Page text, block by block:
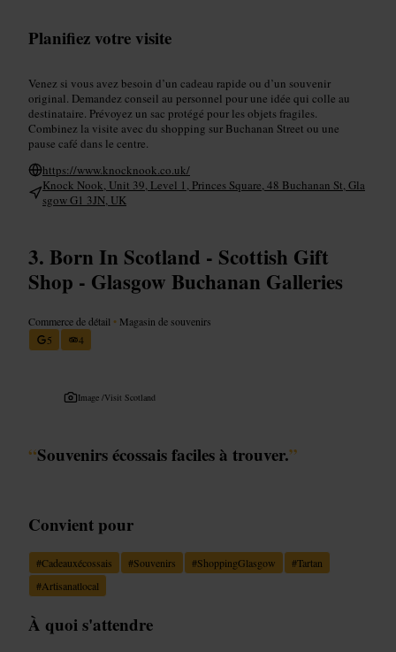
Planifiez votre visite
Venez si vous avez besoin d’un cadeau rapide ou d’un souvenir
original. Demandez conseil au personnel pour une idée qui colle au
destinataire. Prévoyez un sac protégé pour les objets fragiles.
Combinez la visite avec du shopping sur Buchanan Street ou une
pause café dans le centre.
https://www.knocknook.co.uk/
Knock Nook, Unit 39, Level 1, Princes Square, 48 Buchanan St, Gla
sgow G1 3JN, UK
Born In Scotland - Scottish Gift
Shop - Glasgow Buchanan Galleries
Commerce de détail • Magasin de souvenirs
5
4
Image /Visit Scotland
“Souvenirs écossais faciles à trouver.”
Convient pour
#Cadeauxécossais #Souvenirs #ShoppingGlasgow #Tartan
#Artisanatlocal
À quoi s'attendre